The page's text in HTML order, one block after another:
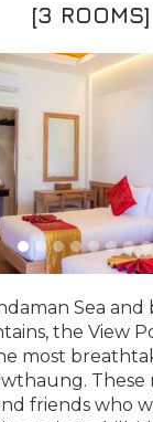
[3 ROOMS]
Sea and
the View
most
These
friends who